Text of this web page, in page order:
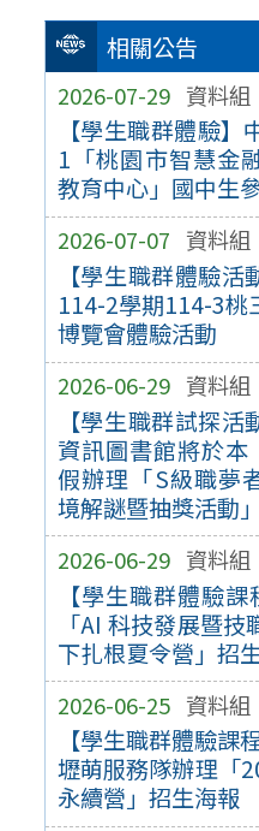
相關公告
2026-07-29 資料組
【學生職群體驗
1「桃園市智慧金
教育中心」國中生
2026-07-07 資料組
【學生職群體驗活
114-2學期114-3桃
博覽會體驗活動
2026-06-29 資料組
【學生職群試探
資訊圖書館將於本
假辦理「S級職
境解謎暨抽獎活動」
2026-06-29 資料組
【學生職群體驗
「AI 科技發展暨
下扎根夏令營」招
2026-06-25 資料組
【學生職群體驗課
壢萌服務隊辦理「
永續營」招生海報